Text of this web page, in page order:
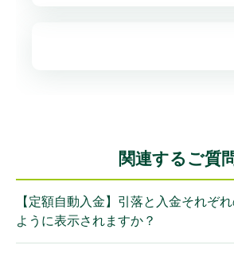
関連するご質
【定額自動入金】引落と入金それぞ
ように表示されますか？